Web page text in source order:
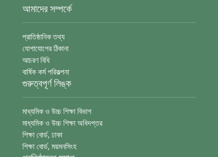
আমাদের সম্পর্কে
প্রাতিষ্ঠানিক তথ্য
যোগাযোগের ঠিকানা
আচরণ বিধি
বার্ষিক কর্ম পরিকল্পনা
গুরুত্বপূর্ণ লিঙ্ক
মাধ্যমিক ও উচ্চ শিক্ষা বিভাগ
মাধ্যমিক ও উচ্চ শিক্ষা অধিদপ্তর
শিক্ষা বোর্ড, ঢাকা
শিক্ষা বোর্ড, ময়মনসিংহ